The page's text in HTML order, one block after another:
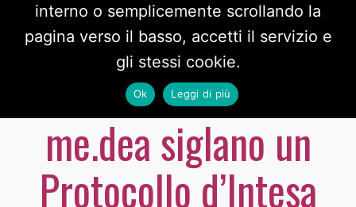
Fondazione VIVA e
Centro Antiviolenza
me.dea siglano un
Protocollo d’Intesa
interno o semplicemente scrollando la
pagina verso il basso, accetti il servizio e
gli stessi cookie.
Ok Leggi di più